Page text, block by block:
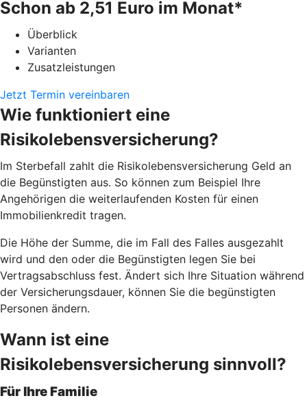
Schon ab 2,51 Euro im Monat*
Überblick
Varianten
Zusatzleistungen
Jetzt Termin vereinbaren
Wie funktioniert eine
Risikolebensversicherung?
Im Sterbefall zahlt die Risikolebensversicherung Geld an
die Begünstigten aus. So können zum Beispiel Ihre
Angehörigen die weiterlaufenden Kosten für einen
Immobilienkredit tragen.
Die Höhe der Summe, die im Fall des Falles ausgezahlt
wird und den oder die Begünstigten legen Sie bei
Vertragsabschluss fest. Ändert sich Ihre Situation während
der Versicherungsdauer, können Sie die begünstigten
Personen ändern.
Wann ist eine
Risikolebensversicherung sinnvoll?
Für Ihre Familie